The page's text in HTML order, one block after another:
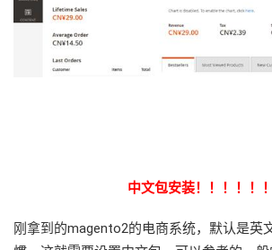
中文包安装！！！！！！
刚拿到的magento2的电商系统，默认是英